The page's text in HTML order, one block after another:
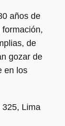
años de
de
gozar de
en los
325, Lima